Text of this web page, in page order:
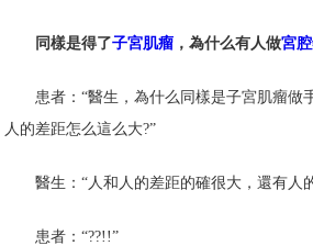
同樣是得了子宮肌瘤，為什么有人做宮
患者：“醫生，為什么同樣是子宮肌瘤做
人的差距怎么這么大?”
醫生：“人和人的差距的確很大，還有人
患者：“??!!”